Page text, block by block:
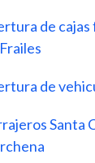
de cajas
de
Santa